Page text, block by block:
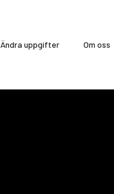
Ändra uppgifter Om oss